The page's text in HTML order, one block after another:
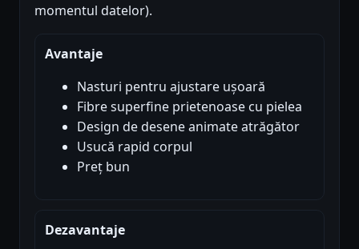
momentul datelor).
Avantaje
Nasturi pentru ajustare ușoară
Fibre superfine prietenoase cu pielea
Design de desene animate atrăgător
Usucă rapid corpul
Preț bun
Dezavantaje